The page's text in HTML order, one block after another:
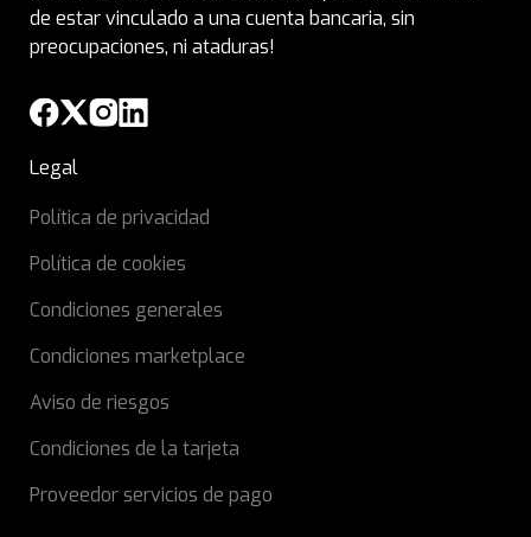
de estar vinculado a una cuenta bancaria, sin
preocupaciones, ni ataduras!
Legal
Política de privacidad
Política de cookies
Condiciones generales
Condiciones marketplace
Aviso de riesgos
Condiciones de la tarjeta
Proveedor servicios de pago